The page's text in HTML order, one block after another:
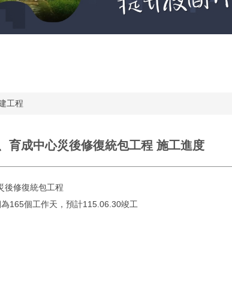
工程
育成中心災後修復統包工程 施工進度
後修復統包工程
165個工作天，預計115.06.30竣工